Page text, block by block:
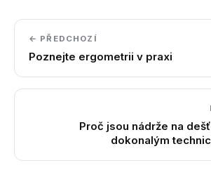
← PŘEDCHOZÍ
Poznejte ergometrii v praxi
Proč jsou nádrže na
dokonalým